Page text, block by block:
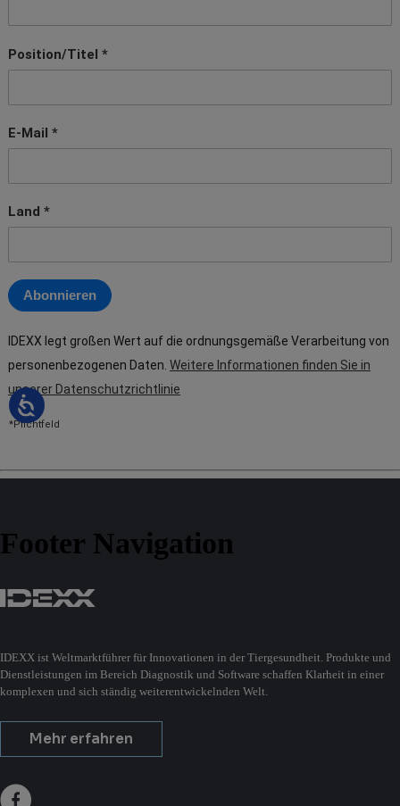
Footer Navigation
IDEXX ist Weltmarktführer für Innovationen in der Tiergesundheit. Produkte und
Dienstleistungen im Bereich Diagnostik und Software schaffen Klarheit in einer
komplexen und sich ständig weiterentwickelnden Welt.
Mehr erfahren